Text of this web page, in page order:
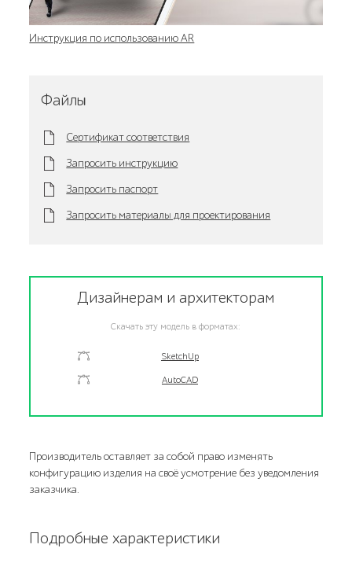
Инструкция по использованию AR
Файлы
Сертификат соответствия
Запросить инструкцию
Запросить паспорт
Запросить материалы для проектирования
Дизайнерам и архитекторам
Скачать эту модель в форматах:
SketchUp
AutoCAD
Производитель оставляет за собой право изменять
конфигурацию изделия на своё усмотрение без уведомления
заказчика.
Подробные характеристики